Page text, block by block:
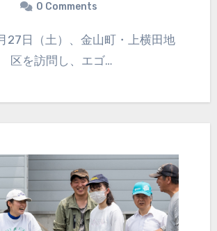
0 Comments
区を訪問し、エゴ…